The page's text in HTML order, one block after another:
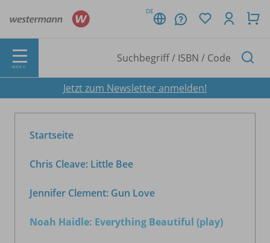
DE
MENÜ
Jetzt zum Newsletter anmelden!
Startseite
Chris Cleave: Little Bee
Jennifer Clement: Gun Love
Noah Haidle: Everything Beautiful (play)